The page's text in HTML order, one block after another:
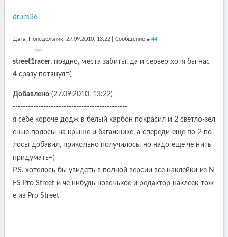
drum36
Дата: Понедельник, 27.09.2010, 13:22 | Сообщение # 44
street1racer, поздно, места забиты, да и сервер хотя бы нас
4 сразу потянул=(
Добавлено (27.09.2010, 13:22)
---------------------------------------------
я себе короче додж в белый карбон покрасил и 2 светло-зел
еные полосы на крыше и багажнике, а спереди еще по 2 по
лосы добавил, прикольно получилось, но надо еще че нить
придумать=)
P.S. хотелось бы увидеть в полной версии все наклейки из N
FS Pro Street и че нибудь новенькое и редактор наклеек тож
е из Pro Street